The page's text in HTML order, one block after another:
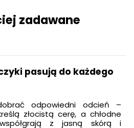
zadawane
pasują do każdego
odpowiedni odcień –
złocistą cerę, a chłodne
z jasną skórą i